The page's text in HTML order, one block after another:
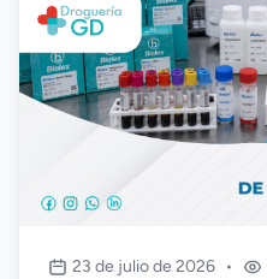
23 de julio de 2026 •